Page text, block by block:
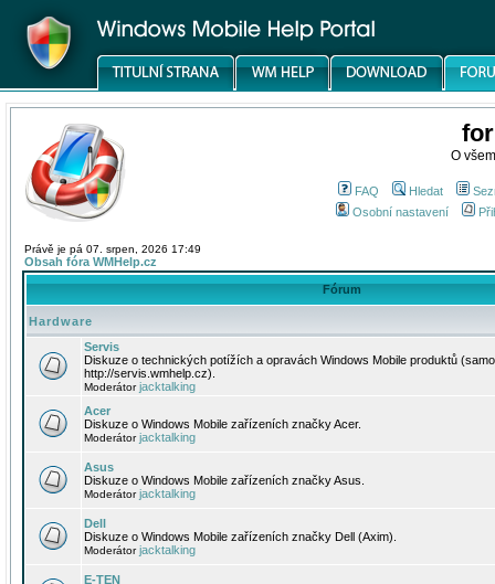
O
FAQ Hledat
Osobní nastavení
Právě je pá 07. srpen, 2026 17:49
Obsah fóra WMHelp.cz
Fórum
Hardware
Servis
Diskuze o technických potížích a opravách Windows Mobile produktů
http://servis.wmhelp.cz).
Moderátorjacktalking
Acer
Diskuze o Windows Mobile zařízeních značky Acer.
Moderátorjacktalking
Asus
Diskuze o Windows Mobile zařízeních značky Asus.
Moderátorjacktalking
Dell
Diskuze o Windows Mobile zařízeních značky Dell (Axim).
Moderátorjacktalking
E-TEN